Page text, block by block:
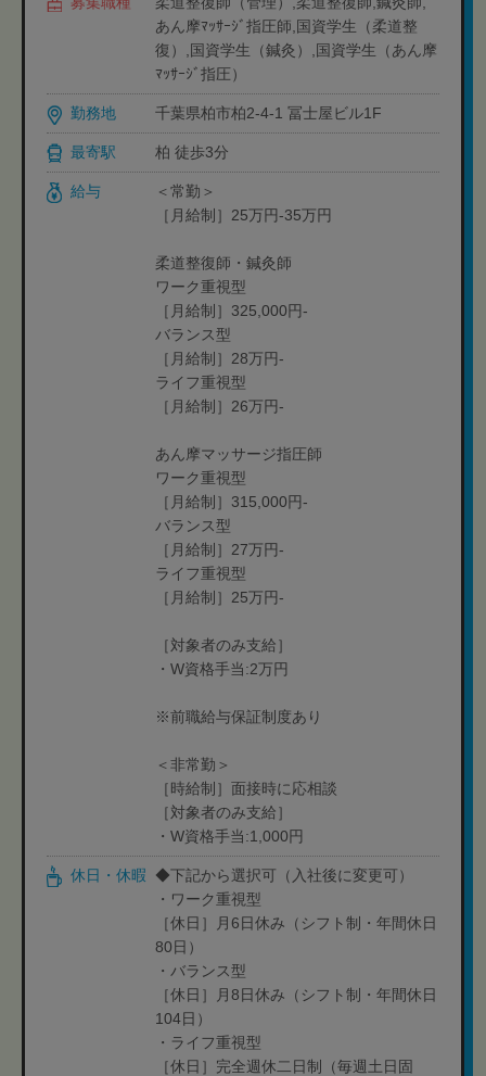
あん摩ﾏｯｻｰｼﾞ指圧師,国資学生（柔道整
復）,国資学生（鍼灸）,国資学生（あん摩
ﾏｯｻｰｼﾞ指圧）
勤務地 千葉県柏市柏2-4-1 冨士屋ビル1F
最寄駅 柏 徒歩3分
給与
＜常勤＞
［月給制］25万円-35万円
柔道整復師・鍼灸師
ワーク重視型
［月給制］325,000円-
バランス型
［月給制］28万円-
ライフ重視型
［月給制］26万円-
あん摩マッサージ指圧師
ワーク重視型
［月給制］315,000円-
バランス型
［月給制］27万円-
ライフ重視型
［月給制］25万円-
［対象者のみ支給］
・W資格手当:2万円
※前職給与保証制度あり
＜非常勤＞
［時給制］面接時に応相談
［対象者のみ支給］
・W資格手当:1,000円
休日・休暇
◆下記から選択可（入社後に変更可）
・ワーク重視型
［休日］月6日休み（シフト制・年間休日
80日）
・バランス型
［休日］月8日休み（シフト制・年間休日
104日）
・ライフ重視型
［休日］完全週休二日制（毎週土日固